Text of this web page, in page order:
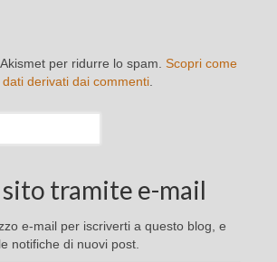
per ridurre lo spam. Scopri come
derivati dai commenti
tramite e-mail
e-mail per iscriverti a questo blog, e
notifiche di nuovi post.